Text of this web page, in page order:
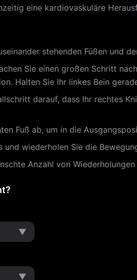
eine kardiovaskuläre
stehenden Füßen und
Sie einen großen Schritt
Halten Sie Ihr linkes Bein
darauf, dass Ihr rechtes
Fuß ab, um in die
wiederholen Sie die
Anzahl von
▼
▼